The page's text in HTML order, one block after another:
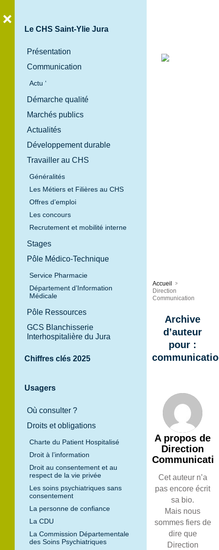
Le CHS Saint-Ylie Jura
Présentation
Communication
Actu ‘
Démarche qualité
Marchés publics
Actualités
Développement durable
Travailler au CHS
Généralités
Les Métiers et Filières au CHS
Offres d’emploi
Les concours
Recrutement et mobilité interne
Stages
Pôle Médico-Technique
Service Pharmacie
Département d’Information
Médicale
Pôle Ressources
GCS Blanchisserie
Interhospitalière du Jura
Chiffres clés 2025
Usagers
Où consulter ?
Droits et obligations
Charte du Patient Hospitalisé
Droit à l’information
Droit au consentement et au
respect de la vie privée
Les soins psychiatriques sans
consentement
La personne de confiance
La CDU
La Commission Départementale
des Soins Psychiatriques
Archive
d’auteur
pour :
Accueil
>
Direction
Communication
A propos de
Direction
Cet auteur n’a
pas encore écrit
sa bio.
Mais nous
sommes fiers de
dire que
Direction